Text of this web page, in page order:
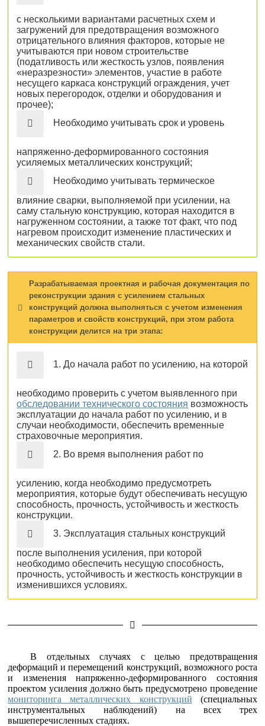
с несколькими вариантами расчетных схем и
загружений для предотвращения возможного
отрицательного влияния факторов, которые не
учитываются при новом строительстве
(податливость или жесткость узлов, появления
«неразрезности» элементов, участие в работе
несущего каркаса конструкций ограждения, учет
новых перегородок, отделки и оборудования и
прочее);
Необходимо учитывать срок и уровень
напряженно-деформированного состояния
усиляемых металлических конструкций;
Необходимо учитывать термическое
влияние сварки, выполняемой при усилении, на
саму стальную конструкцию, которая находится в
нагруженном состоянии, а также тот факт, что под
нагревом происходит изменение пластических и
механических свойств стали.
Разрабатываемая проектная и рабочая документация по
реконструкции здания с усилением стальных
конструкций должна выполняться с учетом изменения
параметров и свойств конструкций, при этом работа
конструкции делится на три этапа:
1. До начала работ по усилению, на которой
необходимо проверить с учетом выявленного при
обследовании технического состояния возможность
эксплуатации до начала работ по усилению, и в
случаи необходимости, обеспечить временные
страховочные мероприятия.
2. Во время выполнения работ по
усилению, когда необходимо предусмотреть
мероприятия, которые будут обеспечивать несущую
способность, прочность, устойчивость и жесткость
конструкции.
3. Эксплуатация стальных конструкций
после выполнения усиления, при которой
необходимо обеспечить несущую способность,
прочность, устойчивость и жесткость конструкции в
изменившихся условиях.
В отдельных случаях с целью предотвращения
деформаций и перемещений конструкций, возможного роста
и изменения напряженно-деформированного состояния
проектом усиления должно быть предусмотрено проведение
мониторинга металлических конструкций (специальных
инструментальных наблюдений) на всех трех
вышеперечисленных стадиях.